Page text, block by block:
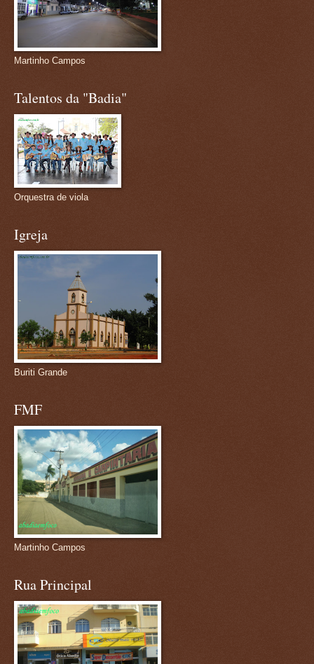
Martinho Campos
Talentos da "Badia"
Orquestra de viola
Igreja
Buriti Grande
FMF
Martinho Campos
Rua Principal